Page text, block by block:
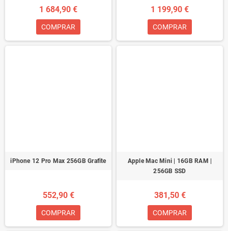
1 684,90 €
COMPRAR
1 199,90 €
COMPRAR
iPhone 12 Pro Max 256GB Grafite
552,90 €
COMPRAR
Apple Mac Mini | 16GB RAM |
256GB SSD
381,50 €
COMPRAR